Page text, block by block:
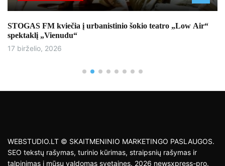
STOGAS FM kviečia į urbanistinio šokio teatro „Low Air“
spektaklį „Vienudu“
17 birželio, 2026
WEBSTUDIO.LT © SKAITMENINIO MARKETINGO PASLAUGOS.
SEO tekstų rašymas, turinio kūrimas, straipsnių rašymas ir
talpinimas į mūsų valdomas svetaines. 2026 newsxpress-pro.